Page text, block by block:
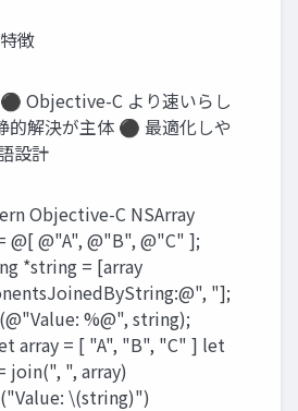
徴
Objective-C より速いらし
的解決が主体 ⚫ 最適化しや
設計
Objective-C NSArray
@[ @"A", @"B", @"C" ];
*string = [array
"];
%@", string);
array = [ "A", "B", "C" ] let
join(", ", array)
\(string)")